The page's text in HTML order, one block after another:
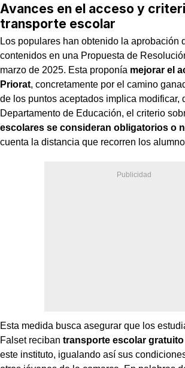
Avances en el acceso y
transporte escolar
Los populares han obtenido la aprobación
contenidos en una Propuesta de
marzo de 2025. Esta proponía mejorar el
Priorat, concretamente por el camino
de los puntos aceptados implica modificar,
Departamento de Educación, el criterio
escolares se consideran obligatorios o
cuenta la distancia que recorren los
Esta medida busca asegurar que los
Falset reciban transporte escolar gratuito
este instituto, igualando así sus